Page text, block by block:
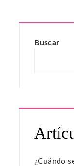
Buscar
¿Cuándo